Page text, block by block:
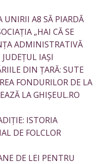
UNIRII A8 SĂ PIARDĂ
„HAI CĂ SE
ADMINISTRATIVĂ
IAȘI
DIN ȚARĂ: SUTE
FONDURILOR DE LA
LA GHIȘEUL.RO
ISTORIA
DE FOLCLOR
DE LEI PENTRU